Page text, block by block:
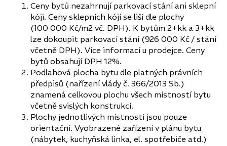
Ceny bytů nezahrnují parkovací stání ani sklepní
kóji. Ceny sklepních kójí se liší dle plochy
(100 000 Kč/m2 vč. DPH). K bytům 2+kk a 3+kk
lze dokoupit parkovací stání (926 000 Kč / stání
včetně DPH). Více informací u prodejce. Ceny
bytů obsahují DPH 12%.
Podlahová plocha bytu dle platných právních
předpisů (nařízení vlády č. 366/2013 Sb.)
znamená celkovou plochu všech místností bytu
včetně svislých konstrukcí.
Plochy jednotlivých místností jsou pouze
orientační. Vyobrazené zařízení v plánu bytu
(nábytek, kuchyňská linka, el. spotřebiče atd.)